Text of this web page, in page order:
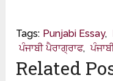
Tags: Punjabi Essay,
ਪੰਜਾਬੀ ਪੈਰਾਗ੍ਰਾਫ,
Related